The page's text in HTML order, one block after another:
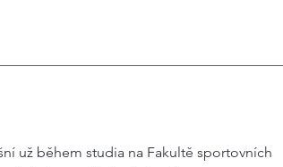
už během studia na Fakultě sportovních